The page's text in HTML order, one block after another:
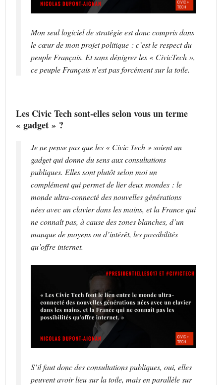
Mon seul logiciel de stratégie est donc compris dans
le cœur de mon projet politique : c’est le respect du
peuple Français. Et sans dénigrer les « CivicTech »,
ce peuple Français n’est pas forcément sur la toile.
Les Civic Tech sont-elles selon vous un terme
« gadget » ?
Je ne pense pas que les « Civic Tech » soient un
gadget qui donne du sens aux consultations
publiques. Elles sont plutôt selon moi un
complément qui permet de lier deux mondes : le
monde ultra-connecté des nouvelles générations
nées avec un clavier dans les mains, et la France qui
ne connaît pas, à cause des zones blanches, d’un
manque de moyens ou d’intérêt, les possibilités
qu’offre internet.
S’il faut donc des consultations publiques, oui, elles
peuvent avoir lieu sur la toile, mais en parallèle sur